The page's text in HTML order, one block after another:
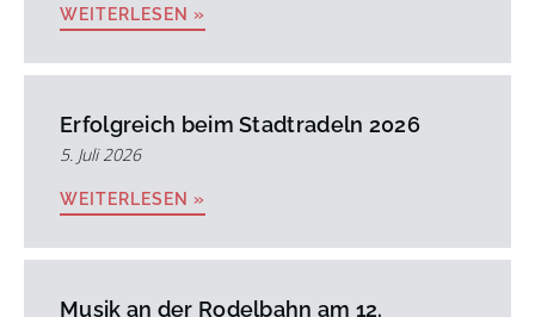
WEITERLESEN »
Erfolgreich beim Stadtradeln 2026
5. Juli 2026
WEITERLESEN »
Musik an der Rodelbahn am 12.